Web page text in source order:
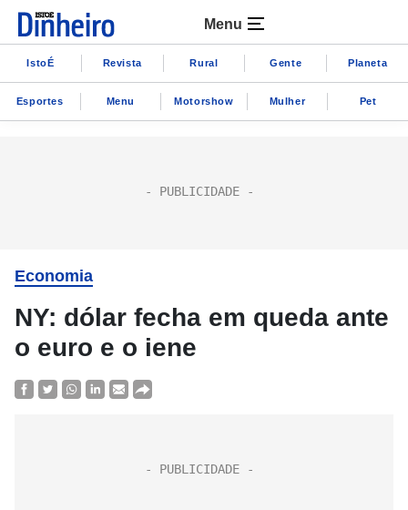
Menu
IstoÉ Revista Rural Gente Planeta
Esportes Menu Motorshow Mulher Pet
Economia
NY: dólar fecha em queda ante
o euro e o iene